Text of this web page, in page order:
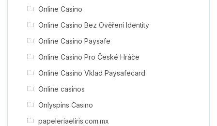
Online Casino
Online Casino Bez Ověření Identity
Online Casino Paysafe
Online Casino Pro České Hráče
Online Casino Vklad Paysafecard
Online casinos
Onlyspins Casino
papeleriaeliris.com.mx